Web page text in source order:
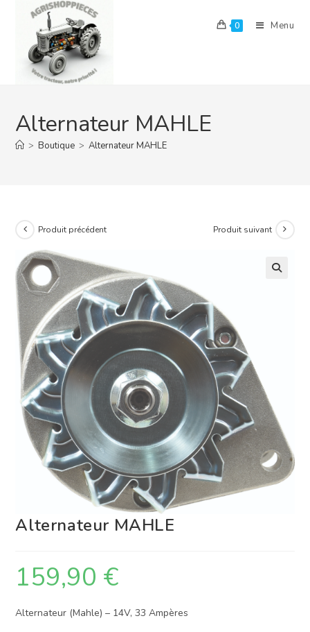
content
0 Menu
Alternateur MAHLE
> Boutique > Alternateur MAHLE
Produit précédent Produit suivant
Alternateur MAHLE
159,90 €
Alternateur (Mahle) – 14V, 33 Ampères